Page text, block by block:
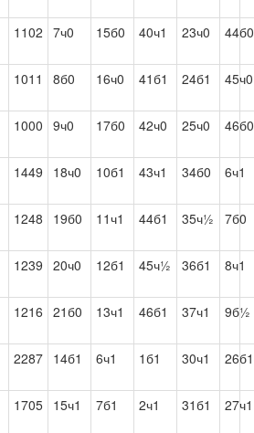
1102 7ч0 15б0 40ч1 23ч0 44б0
1011 8б0 16ч0 41б1 24б1 45ч0
1000 9ч0 17б0 42ч0 25ч0 46б0
1449 18ч0 10б1 43ч1 34б0 6ч1
1248 19б0 11ч1 44б1 35ч½ 7б0
1239 20ч0 12б1 45ч½ 36б1 8ч1
1216 21б0 13ч1 46б1 37ч1 9б½
2287 14б1 6ч1 1б1 30ч1 26б1
1705 15ч1 7б1 2ч1 31б1 27ч1